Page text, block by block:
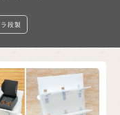
段製